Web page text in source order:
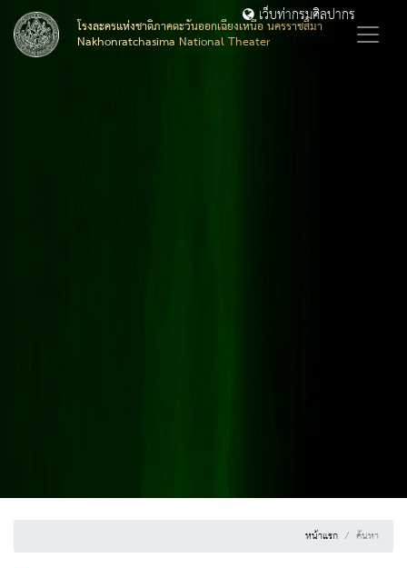
โรงละครแห่งชาติภาคตะวันออกเฉียงเหนือ นครราชสีมา
Nakhonratchasima National Theater
เว็บท่ากรมศิลปากร
หน้าแรก ค้นหา